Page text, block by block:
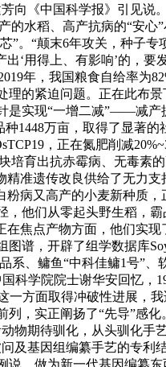
《中国科学报》引见说
水稻、高产抗病的“安
”。“颠末6年攻关，种子
‘用得上、有影响’的，
年，我国粮食自给率为
的紧迫问题。正在此布
实现“一增二减”——减
1448万亩，取得了显著
，正在氮肥削减
育出抗赤霉病、无毒素
准遗传改良供给了无力
病又高产的小麦新种
他们从零起头野生稻，
焦点产物方面，他们实
，开辟了组学数据库
、鳙鱼“中科佳鳙1号”
科学院院士谢华安回忆
方面取得冲破性进展，
，实正阐扬了“先导”感
期待驯化，从头驯化手
基因组编纂手艺的专
，做为新一代基因编纂